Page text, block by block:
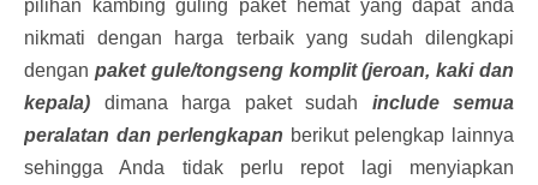
pilihan kambing guling paket hemat yang dapat anda
nikmati dengan harga terbaik yang sudah dilengkapi
dengan paket gule/tongseng komplit (jeroan, kaki dan
kepala) dimana harga paket sudah include semua
peralatan dan perlengkapan berikut pelengkap lainnya
sehingga Anda tidak perlu repot lagi menyiapkan